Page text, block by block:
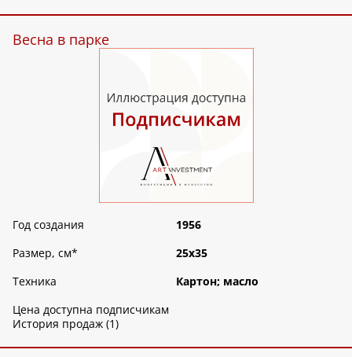
Весна в парке
Год создания
1956
Размер, см*
25х35
Техника
Картон; масло
Цена доступна подписчикам
История продаж (1)